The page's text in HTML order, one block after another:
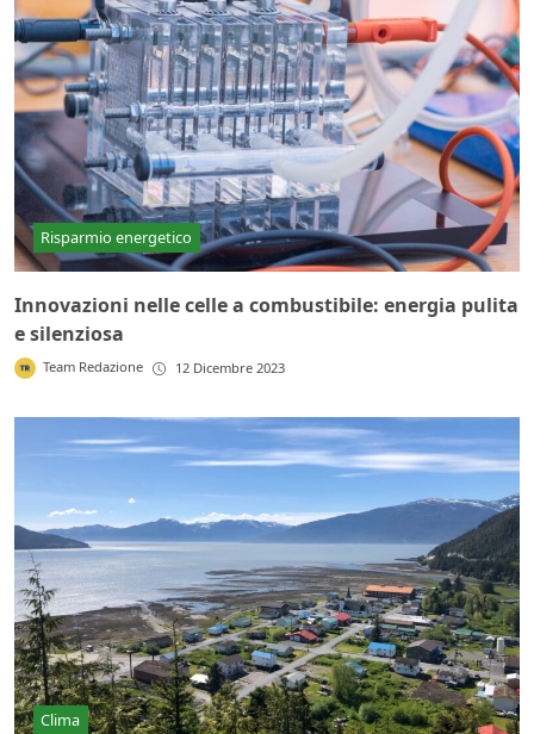
Risparmio energetico
Innovazioni nelle celle a combustibile: energia pulita
e silenziosa
Team Redazione 12 Dicembre 2023
Clima